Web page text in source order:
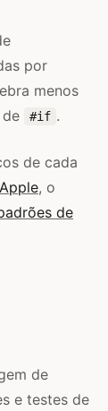
por
menos
#if .
de cada
, o
de
de
e testes de